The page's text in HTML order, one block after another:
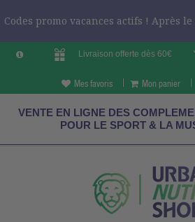
Codes promo vacances actifs ! Après
Livraison offerte dès 60€
Mes favoris Mon panier
VENTE EN LIGNE DES
POUR LE SPORT & LA